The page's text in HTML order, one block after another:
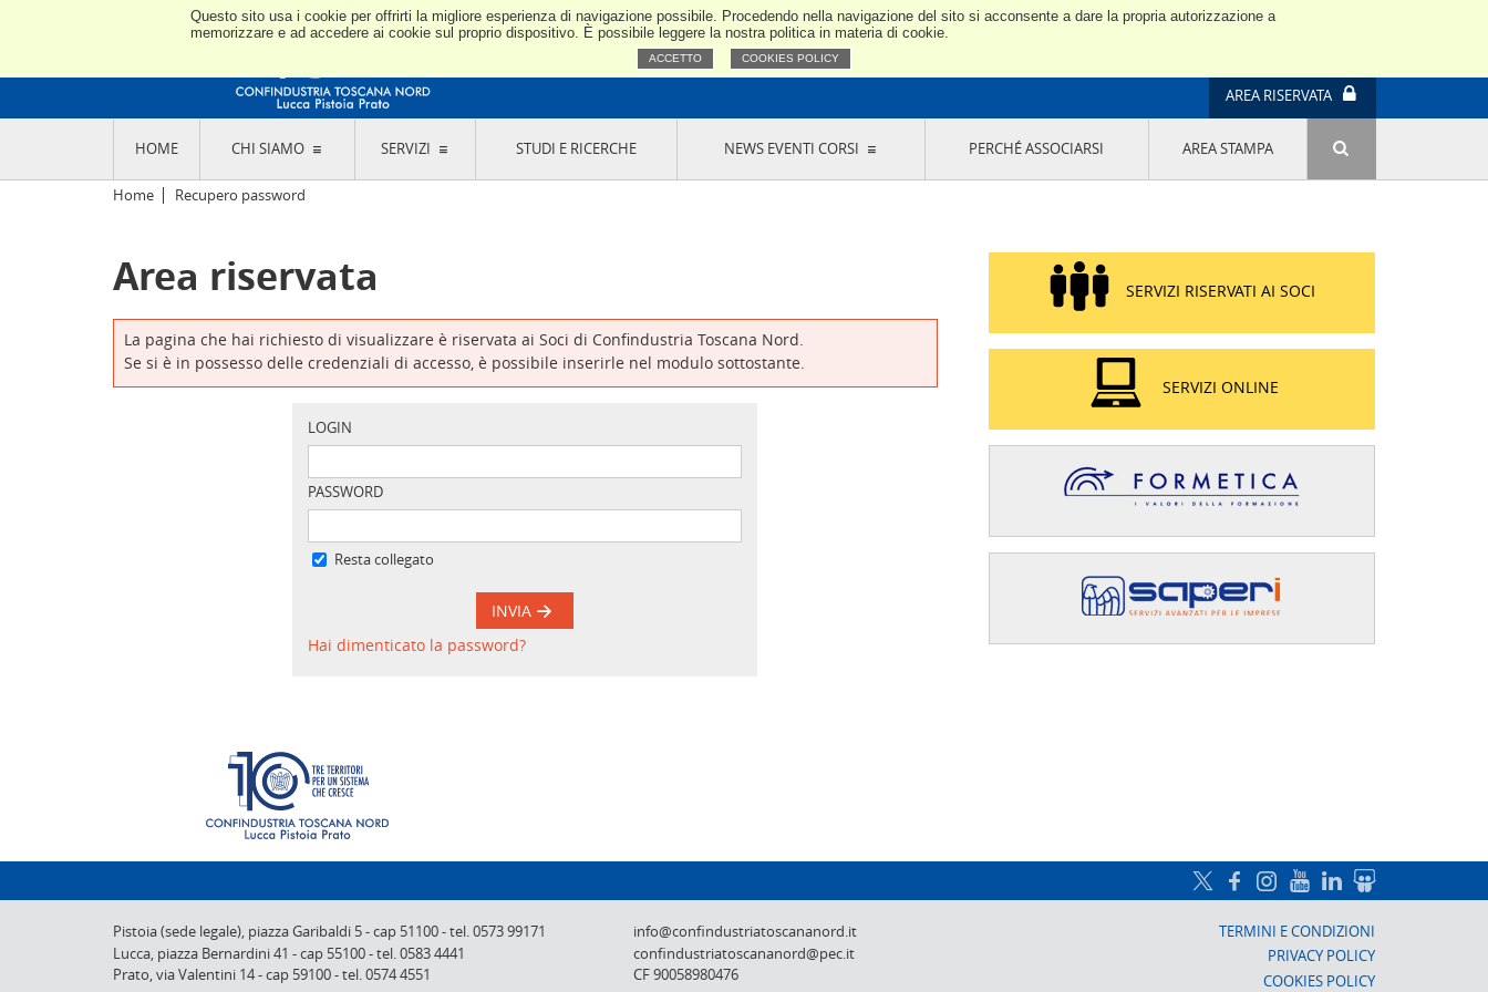
Questo sito usa i cookie per offrirti la migliore esperienza di navigazione possibile. Procedendo nella navigazione del sito si acconsente a dare la propria autorizzazione a
memorizzare e ad accedere ai cookie sul proprio dispositivo. È possibile leggere la nostra politica in materia di cookie.
ACCETTO COOKIES POLICY
Confindustria Toscana Nord
AREA RISERVATA
HOME CHI SIAMO
L'ASSOCIAZIONE
CODICE ETICO E DEI VALORI ASSOCIATIVI
TRASPARENZA CONTRIBUTI PUBBLICI
L'INDUSTRIA E IL TERRITORIO DI LUCCA,
PISTOIA E PRATO
SEDI E CONTATTI
ABOUT US
DESIGNAZIONE
ORGANI DI CONTROLLO
COMITATO PICCOLA
INDUSTRIA
GRUPPI DI ACQUISTO
EDIZIONE
PROGETTO LU.ME.
IL MANAGER DELLA SOSTENIBILITÀ NEL
DISTRETTO TESSILE PRATESE
GRUPPO IMPRENDITORIA FEMMINILE
SOSTENIBILITÀ
SERVIZI STUDI E RICERCHE NEWS EVENTI CORSI PERCHÉ ASSOCIARSI AREA STAMPA
Home Recupero password
Area riservata
La pagina che hai richiesto di visualizzare è riservata ai Soci di Confindustria Toscana Nord.
Se si è in possesso delle credenziali di accesso, è possibile inserirle nel modulo sottostante.
LOGIN
PASSWORD
Resta collegato
INVIA
Hai dimenticato la password?
SERVIZI RISERVATI AI SOCI
SERVIZI ONLINE
Pistoia (sede legale), piazza Garibaldi 5-cap 51100-tel. 0573 99171
Lucca, piazza Bernardini 41 -cap 55100-tel. 0583 4441
Prato,via Valentini 14-cap 59100-tel. 0574 4551
info@confindustriatoscananord.it
confindustriatoscananord@pec.it
CF 90058980476
TERMINI E CONDIZIONI
PRIVACY POLICY
COOKIES POLICY